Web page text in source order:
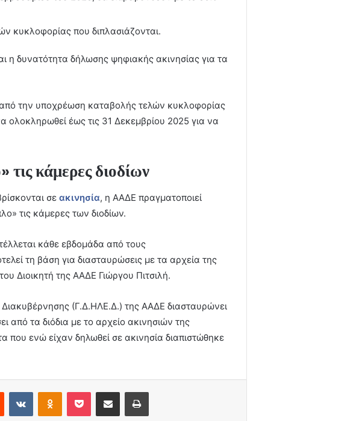
κυκλοφορίας που διπλασιάζονται.
η δυνατότητα δήλωσης ψηφιακής ακινησίας για τα
από την υποχρέωση καταβολής τελών κυκλοφορίας
ολοκληρωθεί έως τις 31 Δεκεμβρίου 2025 για να
τις κάμερες διοδίων
σε ακινησία, η ΑΑΔΕ πραγματοποιεί
τις κάμερες των διοδίων.
κάθε εβδομάδα από τους
τη βάση για διασταυρώσεις με τα αρχεία της
Διοικητή της ΑΑΔΕ Γιώργου Πιτσιλή.
Διακυβέρνησης (Γ.Δ.ΗΛΕ.Δ.) της ΑΑΔΕ διασταυρώνει
από τα διόδια με το αρχείο ακινησιών της
που ενώ είχαν δηλωθεί σε ακινησία διαπιστώθηκε
Reddit VKontakteOdnoklassniki
Pocket Share via Email Print